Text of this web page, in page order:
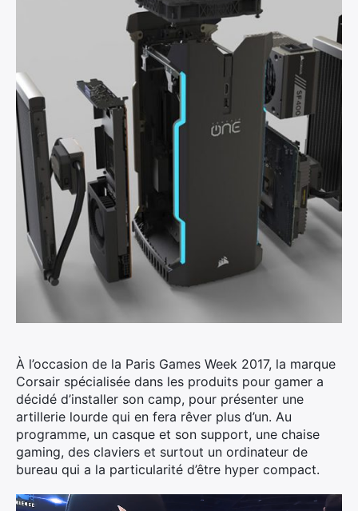
À l’occasion de la Paris Games Week 2017, la marque
Corsair spécialisée dans les produits pour gamer a
décidé d’installer son camp, pour présenter une
artillerie lourde qui en fera rêver plus d’un. Au
programme, un casque et son support, une chaise
gaming, des claviers et surtout un ordinateur de
bureau qui a la particularité d’être hyper compact.
Lecteur